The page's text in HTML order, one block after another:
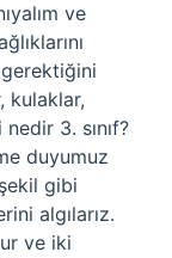
ve
kulaklar,
3. sınıf?
duyumuz
gibi
algılarız.
ve iki